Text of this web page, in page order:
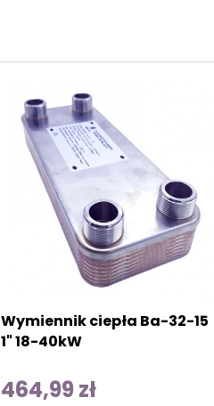
Wymiennik ciepła Ba-32-15
1" 18-40kW
464,99 zł